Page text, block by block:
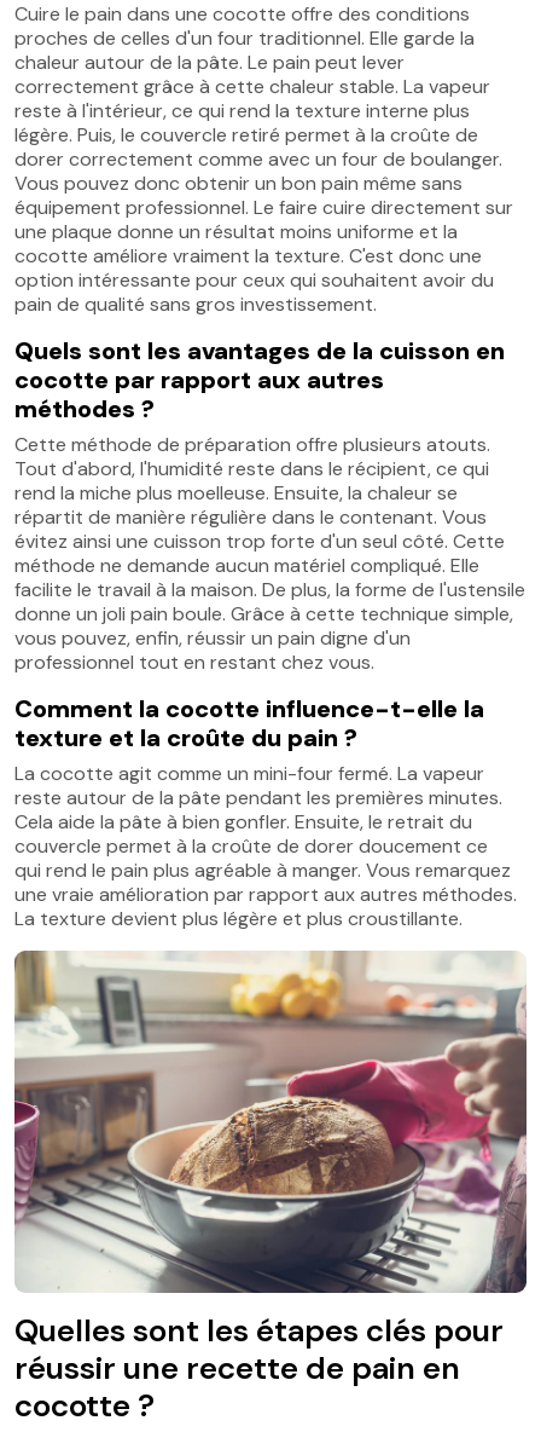
Cuire le pain dans une cocotte offre des conditions
proches de celles d'un four traditionnel. Elle garde la
chaleur autour de la pâte. Le pain peut lever
correctement grâce à cette chaleur stable. La vapeur
reste à l'intérieur, ce qui rend la texture interne plus
légère. Puis, le couvercle retiré permet à la croûte de
dorer correctement comme avec un four de boulanger.
Vous pouvez donc obtenir un bon pain même sans
équipement professionnel. Le faire cuire directement sur
une plaque donne un résultat moins uniforme et la
cocotte améliore vraiment la texture. C'est donc une
option intéressante pour ceux qui souhaitent avoir du
pain de qualité sans gros investissement.
Quels sont les avantages de la cuisson en
cocotte par rapport aux autres
méthodes ?
Cette méthode de préparation offre plusieurs atouts.
Tout d'abord, l'humidité reste dans le récipient, ce qui
rend la miche plus moelleuse. Ensuite, la chaleur se
répartit de manière régulière dans le contenant. Vous
évitez ainsi une cuisson trop forte d'un seul côté. Cette
méthode ne demande aucun matériel compliqué. Elle
facilite le travail à la maison. De plus, la forme de l'ustensile
donne un joli pain boule. Grâce à cette technique simple,
vous pouvez, enfin, réussir un pain digne d'un
professionnel tout en restant chez vous.
Comment la cocotte influence-t-elle la
texture et la croûte du pain ?
La cocotte agit comme un mini-four fermé. La vapeur
reste autour de la pâte pendant les premières minutes.
Cela aide la pâte à bien gonfler. Ensuite, le retrait du
couvercle permet à la croûte de dorer doucement ce
qui rend le pain plus agréable à manger. Vous remarquez
une vraie amélioration par rapport aux autres méthodes.
La texture devient plus légère et plus croustillante.
Quelles sont les étapes clés pour
réussir une recette de pain en
cocotte ?